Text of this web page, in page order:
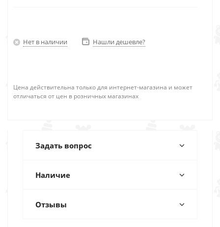
Нет в наличии Нашли дешевле?
Цена действительна только для интернет-магазина и может
отличаться от цен в розничных магазинах
Задать вопрос
Наличие
Отзывы